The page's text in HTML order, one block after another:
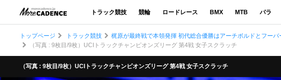
トラック競技 競輪 ロードレース BMX MTB パラ
トップページ トラック競技 梶原が最終戦で本領発揮 初代総合優勝はアーチボルドとフー
（写真 : 9枚目/9枚）UCIトラックチャンピオンズリーグ 第4戦 女子スクラッチ
（写真 : 9枚目/9枚）UCIトラックチャンピオンズリーグ 第4戦 女子スクラッチ